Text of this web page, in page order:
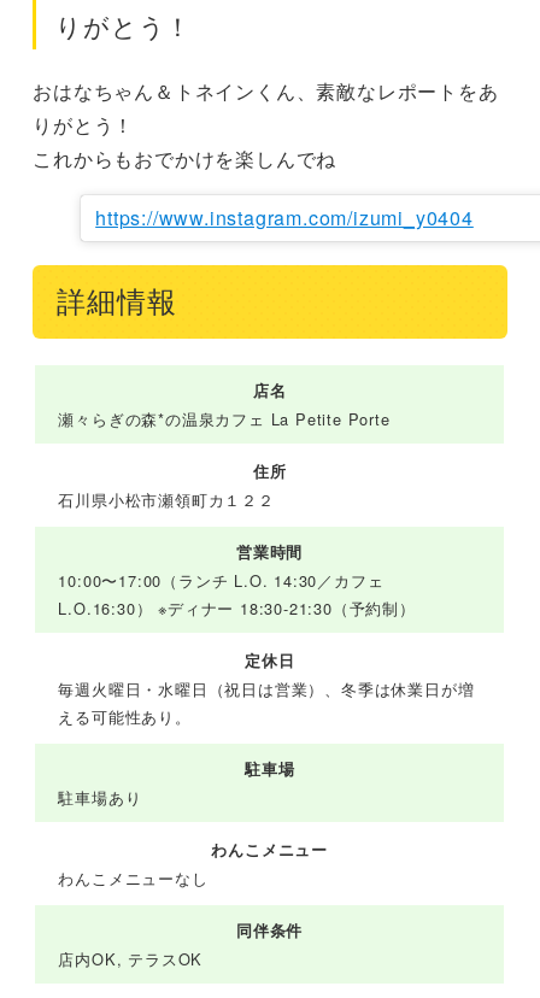
りがとう！
おはなちゃん＆トネインくん、素敵なレポートをあ
りがとう！
これからもおでかけを楽しんでね
https://www.instagram.com/izumi_y0404
詳細情報
店名
瀬々らぎの森*の温泉カフェ La Petite Porte
住所
石川県小松市瀬領町カ１２２
営業時間
10:00〜17:00（ランチ L.O. 14:30／カフェ
L.O.16:30） ※ディナー 18:30-21:30（予約制）
定休日
毎週火曜日・水曜日（祝日は営業）、冬季は休業日が増
える可能性あり。
駐車場
駐車場あり
わんこメニュー
わんこメニューなし
同伴条件
店内OK, テラスOK